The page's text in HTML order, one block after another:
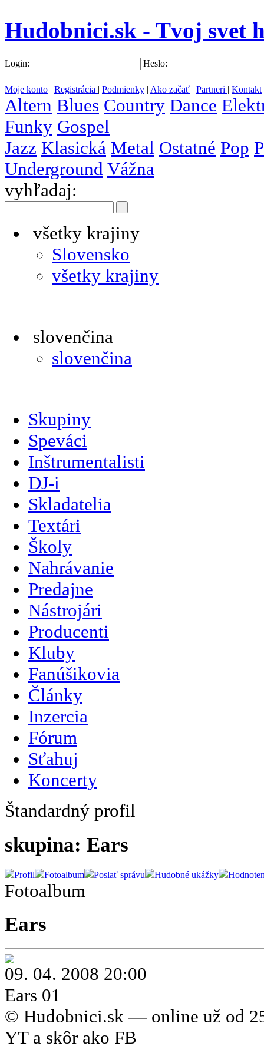
Hudobnici.sk - Tvoj svet
Login: Heslo:
Moje konto | Registrácia | Podmienky | Ako začať | Partneri | Kontakt
Altern Blues Country Dance
Funky Gospel
Jazz Klasická Metal Ostatné Pop
Underground Vážna
vyhľadaj:
všetky krajiny
Slovensko
všetky krajiny
slovenčina
slovenčina
Skupiny
Speváci
Inštrumentalisti
DJ-i
Skladatelia
Textári
Školy
Nahrávanie
Predajne
Nástrojári
Producenti
Kluby
Fanúšikovia
Články
Inzercia
Fórum
Sťahuj
Koncerty
Štandardný profil
skupina: Ears
Profil Fotoalbum Poslať správu Hudobné ukážky
Fotoalbum
Ears
09. 04. 2008 20:00
Ears 01
© Hudobnici.sk — online už od
YT a skôr ako FB